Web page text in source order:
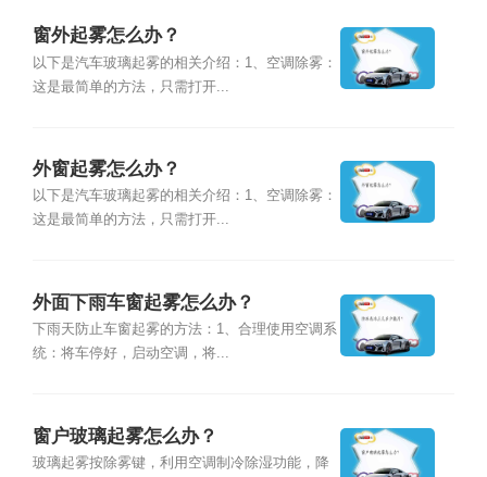
窗外起雾怎么办？
以下是汽车玻璃起雾的相关介绍：1、空调除雾：
这是最简单的方法，只需打开...
外窗起雾怎么办？
以下是汽车玻璃起雾的相关介绍：1、空调除雾：
这是最简单的方法，只需打开...
外面下雨车窗起雾怎么办？
下雨天防止车窗起雾的方法：1、合理使用空调系
统：将车停好，启动空调，将...
窗户玻璃起雾怎么办？
玻璃起雾按除雾键，利用空调制冷除湿功能，降